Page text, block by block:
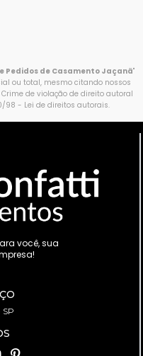
Pedidos de Casamento Jaçanã"
ou total, mesmo citando nossos
de violação de direito autoral
98 - Lei de direitos autorais.
você, sua
SP